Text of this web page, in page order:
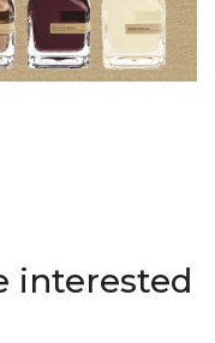
interested